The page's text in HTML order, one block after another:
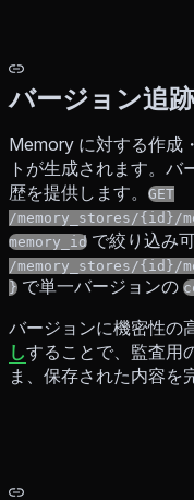
バージョン追跡
Memory に対する作成
トが生成されます。
歴を提供します。
GET
/memory_stores/{id}/
memory_id で絞り込み
/memory_stores/{id}/
} で単一バージョンの
バージョンに機密性の
しすることで、監査用
ま、保存された内容を